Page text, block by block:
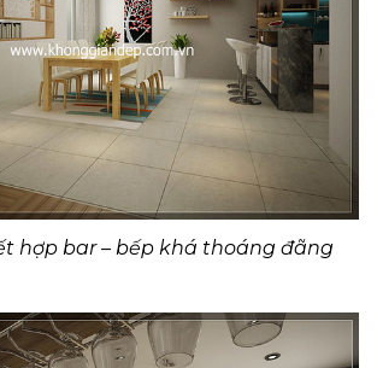
hợp bar – bếp khá thoáng đãng